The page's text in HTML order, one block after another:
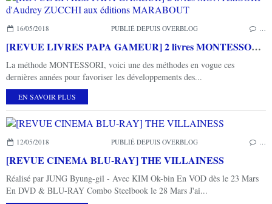
16/05/2018 PUBLIÉ DEPUIS OVERBLOG
[REVUE LIVRES PAPA GAMEUR] 2 livres MONTESSORI d'Audrey ZUCCHI aux éditions MARABOUT
La méthode MONTESSORI, voici une des méthodes en vogue ces
dernières années pour favoriser les développements des...
EN SAVOIR PLUS
12/05/2018 PUBLIÉ DEPUIS OVERBLOG
[REVUE CINEMA BLU-RAY] THE VILLAINESS
Réalisé par JUNG Byung-gil - Avec KIM Ok-bin En VOD dès le 23 Mars
En DVD & BLU-RAY Combo Steelbook le 28 Mars J'ai...